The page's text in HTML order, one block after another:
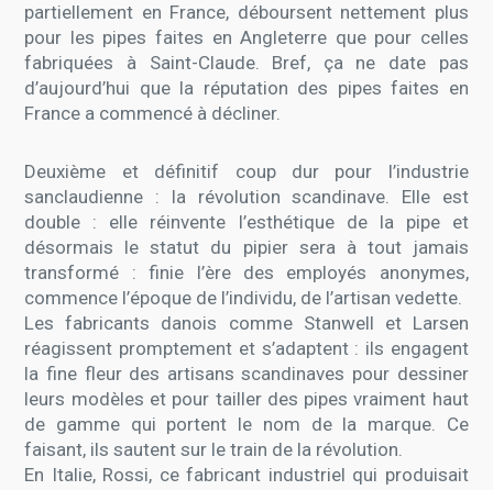
partiellement en France, déboursent nettement plus
pour les pipes faites en Angleterre que pour celles
fabriquées à Saint-Claude. Bref, ça ne date pas
d’aujourd’hui que la réputation des pipes faites en
France a commencé à décliner.
Deuxième et définitif coup dur pour l’industrie
sanclaudienne : la révolution scandinave. Elle est
double : elle réinvente l’esthétique de la pipe et
désormais le statut du pipier sera à tout jamais
transformé : finie l’ère des employés anonymes,
commence l’époque de l’individu, de l’artisan vedette.
Les fabricants danois comme Stanwell et Larsen
réagissent promptement et s’adaptent : ils engagent
la fine fleur des artisans scandinaves pour dessiner
leurs modèles et pour tailler des pipes vraiment haut
de gamme qui portent le nom de la marque. Ce
faisant, ils sautent sur le train de la révolution.
En Italie, Rossi, ce fabricant industriel qui produisait